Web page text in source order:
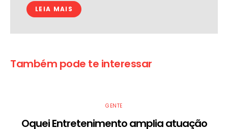
LEIA MAIS
Também pode te interessar
GENTE
Oquei Entretenimento amplia atuação